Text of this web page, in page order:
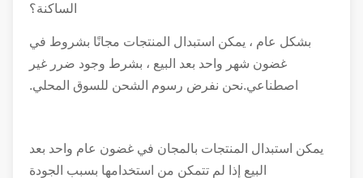
الساكنة؟
بشكل عام ، يمكن استبدال المنتجات مجانًا بشروط في
غضون شهر واحد بعد البيع ، بشرط وجود ضرر غير
اصطناعي.نحن نفرض رسوم الشحن للسوق المحلي.
يمكن استبدال المنتجات بالمجان في غضون عام واحد بعد
البيع إذا لم تتمكن من استخدامها بسبب الجودة